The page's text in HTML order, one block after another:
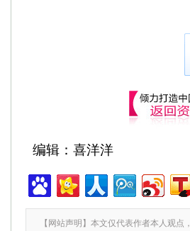
编辑：喜洋洋
【网站声明】本文仅代表作者本人观点